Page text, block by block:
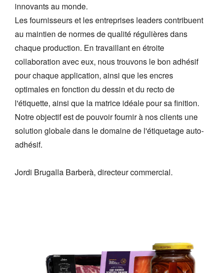
innovants au monde.
Les fournisseurs et les entreprises leaders contribuent
au maintien de normes de qualité régulières dans
chaque production. En travaillant en étroite
collaboration avec eux, nous trouvons le bon adhésif
pour chaque application, ainsi que les encres
optimales en fonction du dessin et du recto de
l'étiquette, ainsi que la matrice idéale pour sa finition.
Notre objectif est de pouvoir fournir à nos clients une
solution globale dans le domaine de l'étiquetage auto-
adhésif.
Jordi Brugalla Barberà, directeur commercial.